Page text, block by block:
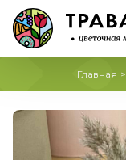
Главная >